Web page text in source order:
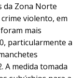
da Zona Norte
violento, em
mais
particularmente a
A medida tomada